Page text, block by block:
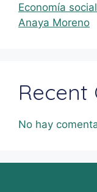
Economía
Anaya Moreno
Recent
No hay